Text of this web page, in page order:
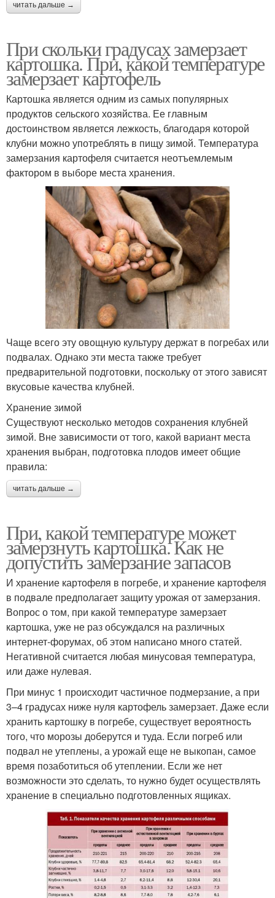
читать дальше →
При скольки градусах замерзает
картошка. При, какой температуре
замерзает картофель
Картошка является одним из самых популярных
продуктов сельского хозяйства. Ее главным
достоинством является лежкость, благодаря которой
клубни можно употреблять в пищу зимой. Температура
замерзания картофеля считается неотъемлемым
фактором в выборе места хранения.
Чаще всего эту овощную культуру держат в погребах или
подвалах. Однако эти места также требует
предварительной подготовки, поскольку от этого зависят
вкусовые качества клубней.
Хранение зимой
Существуют несколько методов сохранения клубней
зимой. Вне зависимости от того, какой вариант места
хранения выбран, подготовка плодов имеет общие
правила:
читать дальше →
При, какой температуре может
замерзнуть картошка. Как не
допустить замерзание запасов
И хранение картофеля в погребе, и хранение картофеля
в подвале предполагает защиту урожая от замерзания.
Вопрос о том, при какой температуре замерзает
картошка, уже не раз обсуждался на различных
интернет-форумах, об этом написано много статей.
Негативной считается любая минусовая температура,
или даже нулевая.
При минус 1 происходит частичное подмерзание, а при
3–4 градусах ниже нуля картофель замерзает. Даже если
хранить картошку в погребе, существует вероятность
того, что морозы доберутся и туда. Если погреб или
подвал не утеплены, а урожай еще не выкопан, самое
время позаботиться об утеплении. Если же нет
возможности это сделать, то нужно будет осуществлять
хранение в специально подготовленных ящиках.